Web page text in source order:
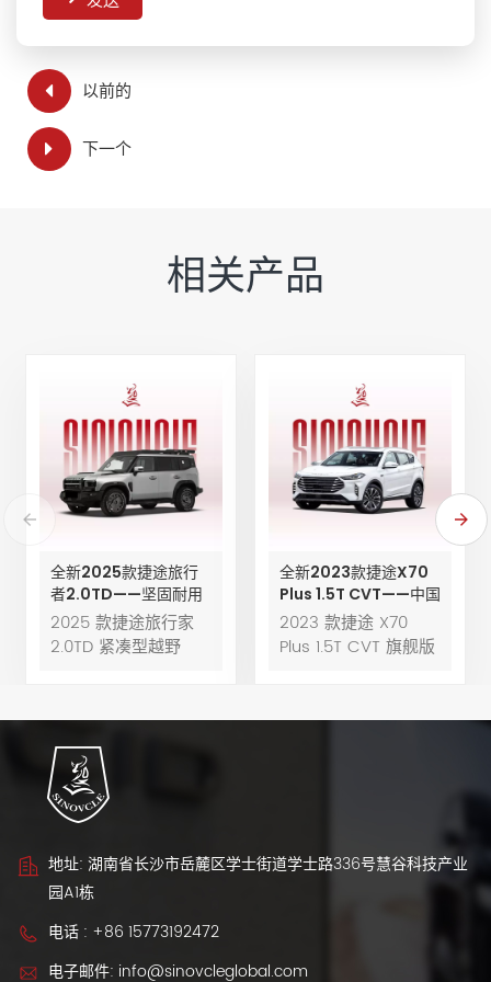
以前的
下一个
相关产品
全新2025款捷途旅行
者2.0TD——坚固耐用
的四驱性能，兼具卓越
的舒适性和安全性
2025 款捷途旅行家
2.0TD 紧凑型越野
SUV 科技和顶级舒适
性。它专为追求燃油
经济性与强劲动力的
都市驾驶和户外探险
的驾驶者打造，拥有
进的安全系统和灵活
的载物空间。无论是
山路，还是开启长途
自驾之旅，捷途旅行
全新2023款捷途X70
Plus 1.5T CVT——中国
制造，可出口的SUV
2023 款捷途 X70
Plus 1.5T CVT 旗舰版
宽敞的内部空间、一
地址: 湖南省长沙市岳麓区学士街道学士路336号慧谷科技产业
园A1栋
电话 : +86 15773192472
电子邮件: info@sinovcleglobal.com